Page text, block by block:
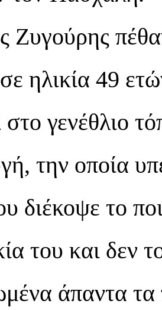
ηλικία 49
γενέθλιο
την οποία
διέκοψε το
του και δεν
άπαντα